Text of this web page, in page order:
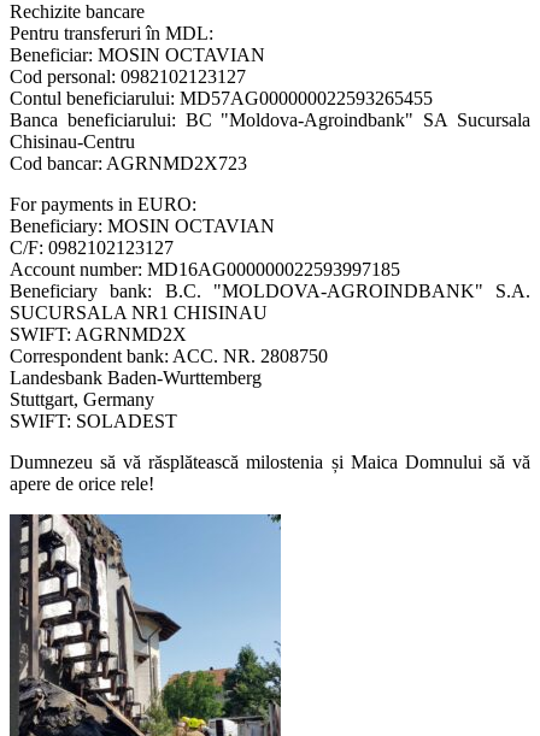
Rechizite bancare
Pentru transferuri în MDL:
Beneficiar: MOSIN OCTAVIAN
Cod personal: 0982102123127
Contul beneficiarului: MD57AG000000022593265455
Banca beneficiarului: BC "Moldova-Agroindbank" SA Sucursala
Chisinau-Centru
Cod bancar: AGRNMD2X723
For payments in EURO:
Beneficiary: MOSIN OCTAVIAN
C/F: 0982102123127
Account number: MD16AG000000022593997185
Beneficiary bank: B.C. "MOLDOVA-AGROINDBANK" S.A.
SUCURSALA NR1 CHISINAU
SWIFT: AGRNMD2X
Correspondent bank: ACC. NR. 2808750
Landesbank Baden-Wurttemberg
Stuttgart, Germany
SWIFT: SOLADEST
Dumnezeu să vă răsplătească milostenia și Maica Domnului să vă
apere de orice rele!